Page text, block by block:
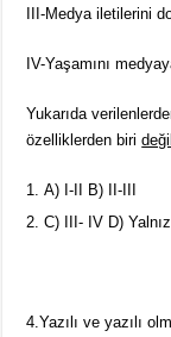
III-Medya iletilerini
IV-Yaşamını
Yukarıda
özelliklerden biri
A) I-II B) II-III
C) III- IV D)
4.Yazılı ve yazılı